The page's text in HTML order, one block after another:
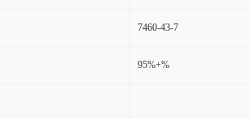
7460-43-7
95%+%